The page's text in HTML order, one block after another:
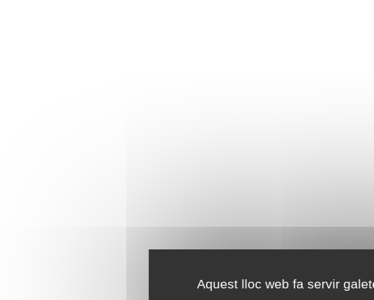
Aquest lloc web fa servir